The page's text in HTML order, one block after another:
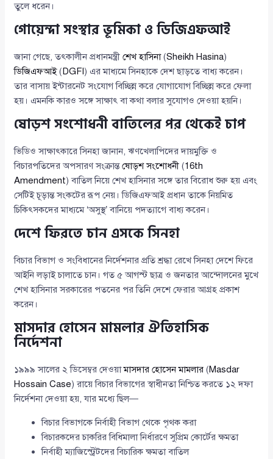
তুলে ধরেন।
গোয়েন্দা সংস্থার ভূমিকা ও ডিজিএফআই
জানা গেছে, তৎকালীন প্রধানমন্ত্রীশেখ হাসিনা(Sheikh Hasina)
ডিজিএফআই( DGFI ) এর মাধ্যমে সিনহাকে দেশ ছাড়তে বাধ্য করেন।
তার বাসায় ইন্টারনেট সংযোগ বিচ্ছিন্ন করে যোগাযোগ বিচ্ছিন্ন করে ফেলা
হয়। এমনকি কারও সঙ্গে সাক্ষাৎ বা কথা বলার সুযোগও দেওয়া হয়নি।
ষোড়শ সংশোধনী বাতিলের পর থেকেই চাপ
ভিডিও সাক্ষাৎকারে সিনহা জানান, ঋণখেলাপিদের দায়মুক্তি ও
বিচারপতিদের অপসারণ সংক্রান্তষোড়শ সংশোধনী (16th
Amendment) বাতিল নিয়ে শেখ হাসিনার সঙ্গে তার বিরোধ শুরু হয় এবং
সেটিই চূড়ান্ত সংকটের রূপ নেয়। ডিজিএফআই প্রধান তাকে নিয়মিত
চিকিৎসকদের মাধ্যমে ‘অসুস্থ’ বানিয়ে পদত্যাগে বাধ্য করেন।
দেশে ফিরতে চান এসকে সিনহা
বিচার বিভাগ ও সংবিধানের নির্দেশনার প্রতি শ্রদ্ধা রেখে সিনহা দেশে ফিরে
আইনি লড়াই চালাতে চান। গত ৫ আগস্ট ছাত্র ও জনতার আন্দোলনের মুখে
শেখ হাসিনার সরকারের পতনের পর তিনি দেশে ফেরার আগ্রহ প্রকাশ
করেন।
মাসদার হোসেন মামলার ঐতিহাসিক
নির্দেশনা
১৯৯৯ সালের ২ ডিসেম্বর দেওয়ামাসদার হোসেন মামলার (Masdar
Hossain Case) রায়ে বিচার বিভাগের স্বাধীনতা নিশ্চিত করতে ১২ দফা
নির্দেশনা দেওয়া হয়, যার মধ্যে ছিল—
বিচার বিভাগকে নির্বাহী বিভাগ থেকে পৃথক করা
বিচারকদের চাকরির বিধিমালা নির্ধারণে সুপ্রিম কোর্টের ক্ষমতা
নির্বাহী ম্যাজিস্ট্রেটদের বিচারিক ক্ষমতা বাতিল